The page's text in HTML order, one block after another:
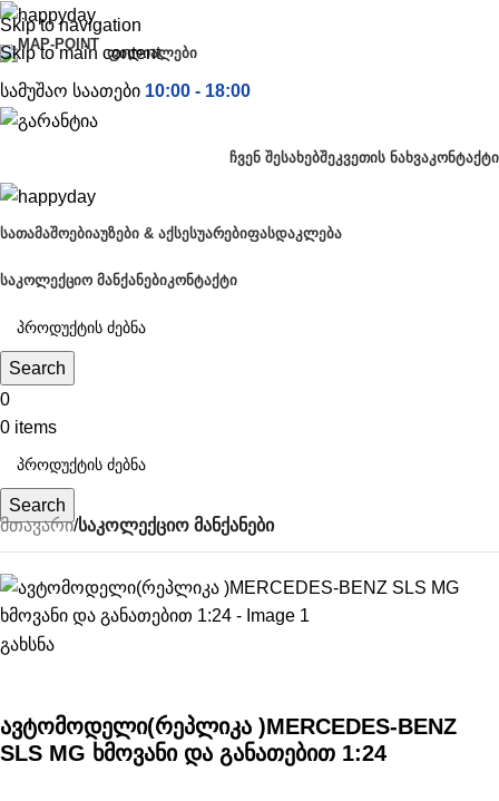
Skip to navigation
Skip to main content
ᲤᲘᲚᲘᲐᲚᲔᲑᲘ
სამუშაო საათები 10:00 - 18:00
ᲩᲕᲔᲜ ᲨᲔᲡᲐᲮᲔᲑᲨᲔᲙᲕᲔᲗᲘᲡ ᲜᲐᲮᲕᲐᲙᲝᲜᲢᲐᲥᲢᲘ
ᲡᲐᲗᲐᲛᲐᲨᲝᲔᲑᲘᲐᲣᲖᲔᲑᲘ & ᲐᲥᲡᲔᲡᲣᲐᲠᲔᲑᲘᲤᲐᲡᲓᲐᲙᲚᲔᲑᲐ
ᲡᲐᲙᲝᲚᲔᲥᲪᲘᲝ ᲛᲐᲜᲥᲐᲜᲔᲑᲘᲙᲝᲜᲢᲐᲥᲢᲘ
Search
0
0 items
Search
მთავარი საკოლექციო მანქანები
გახსნა
ავტომოდელი(რეპლიკა )MERCEDES-BENZ
SLS MG ხმოვანი და განათებით 1:24